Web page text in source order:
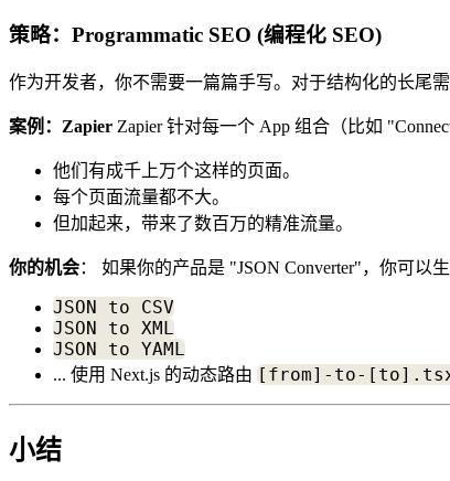
策略：Programmatic SEO (编程化 SEO)
作为开发者，你不需要一篇篇手写。对于结构化的长尾
案例：Zapier Zapier 针对每一个 App 组合（比如
他们有成千上万个这样的页面。
每个页面流量都不大。
但加起来，带来了数百万的精准流量。
你的机会： 如果你的产品是 "JSON Converter"，你可以生
JSON to CSV
JSON to XML
JSON to YAML
... 使用 Next.js 的动态路由 [from]-to-
小结